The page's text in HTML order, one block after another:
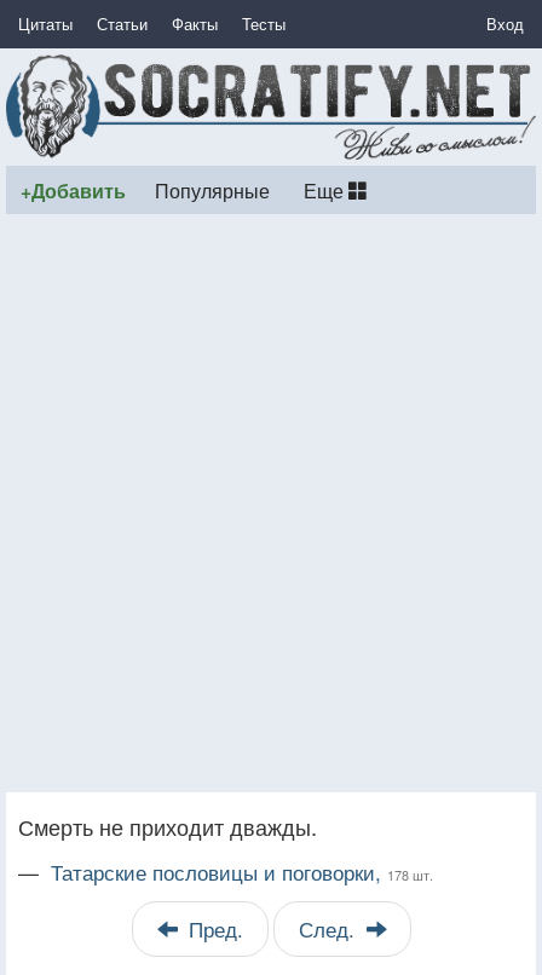
Цитаты Статьи Факты Тесты Вход
+Добавить Популярные Еще
Смерть не приходит дважды.
— Татарские пословицы и поговорки, 178 шт.
Пред. След.